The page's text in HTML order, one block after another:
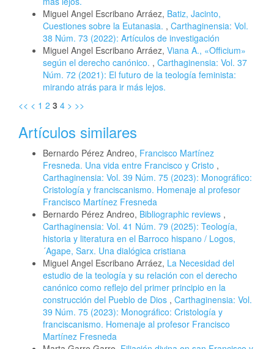
Miguel Angel Escribano Arráez, Batiz, Jacinto,
Cuestiones sobre la Eutanasia. , Carthaginensia: Vol.
38 Núm. 73 (2022): Artículos de investigación
Miguel Angel Escribano Arráez, Viana A., «Officium»
según el derecho canónico. , Carthaginensia: Vol. 37
Núm. 72 (2021): El futuro de la teología feminista:
mirando atrás para ir más lejos.
<< < 1 2 3 4 > >>
Artículos similares
Bernardo Pérez Andreo, Francisco Martínez
Fresneda. Una vida entre Francisco y Cristo ,
Carthaginensia: Vol. 39 Núm. 75 (2023): Monográfico:
Cristología y franciscanismo. Homenaje al profesor
Francisco Martínez Fresneda
Bernardo Pérez Andreo, Bibliographic reviews ,
Carthaginensia: Vol. 41 Núm. 79 (2025): Teología,
historia y literatura en el Barroco hispano / Logos,
´Agape, Sarx. Una dialógica cristiana
Miguel Angel Escribano Arráez, La Necesidad del
estudio de la teología y su relación con el derecho
canónico como reflejo del primer principio en la
construcción del Pueblo de Dios , Carthaginensia: Vol.
39 Núm. 75 (2023): Monográfico: Cristología y
franciscanismo. Homenaje al profesor Francisco
Martínez Fresneda